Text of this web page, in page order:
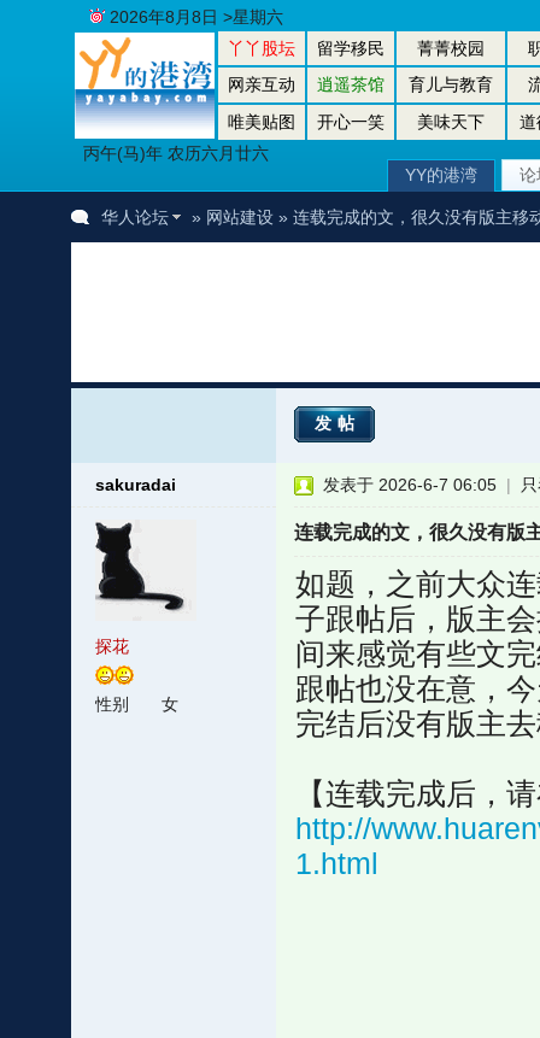
丫丫股坛 留学移民 菁菁校园
网亲互动
逍遥茶馆 育儿与教育
唯美贴图
开心一笑 美味天下
道
丙午(马)年 农历六月廿六
2026年8月8日 >星期六
YY的港湾 论
华人论坛 » 网站建设» 连载完成的文，很久没有版主移
发帖
sakuradai
探花
性别 女
发表于 2026-6-7 06:05 |
连载完成的文，很久没有版
如题，之前大众
子跟帖后，版主
间来感觉有些文
跟帖也没在意，
完结后没有版主
【连载完成后，
http://
1.html